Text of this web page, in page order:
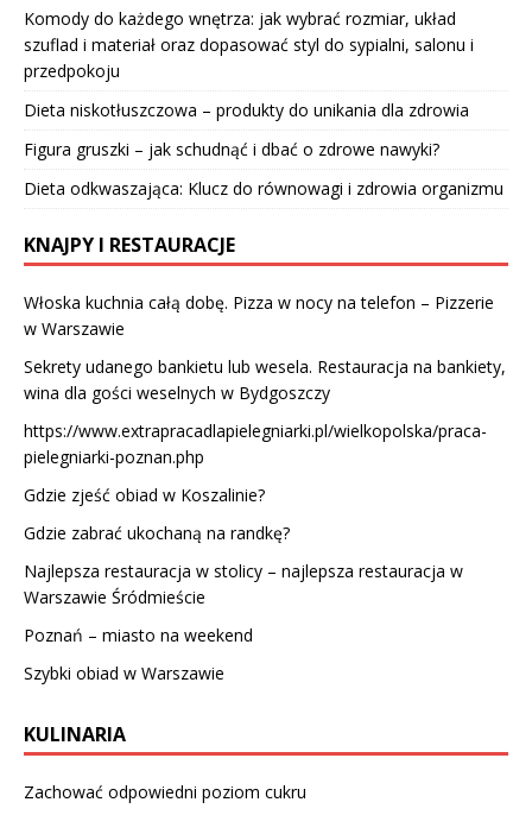
Komody do każdego wnętrza: jak wybrać rozmiar, układ
szuflad i materiał oraz dopasować styl do sypialni, salonu i
przedpokoju
Dieta niskotłuszczowa – produkty do unikania dla zdrowia
Figura gruszki – jak schudnąć i dbać o zdrowe nawyki?
Dieta odkwaszająca: Klucz do równowagi i zdrowia organizmu
KNAJPY I RESTAURACJE
Włoska kuchnia całą dobę. Pizza w nocy na telefon – Pizzerie
w Warszawie
Sekrety udanego bankietu lub wesela. Restauracja na bankiety,
wina dla gości weselnych w Bydgoszczy
https://www.extrapracadlapielegniarki.pl/wielkopolska/praca-
pielegniarki-poznan.php
Gdzie zjeść obiad w Koszalinie?
Gdzie zabrać ukochaną na randkę?
Najlepsza restauracja w stolicy – najlepsza restauracja w
Warszawie Śródmieście
Poznań – miasto na weekend
Szybki obiad w Warszawie
KULINARIA
Zachować odpowiedni poziom cukru